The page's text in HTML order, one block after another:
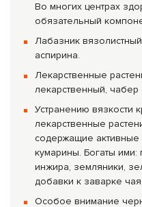
Во многих центрах
обязательный
Лабазник
аспирина.
Лекарственные
лекарственный, чабер
Устранению вяз­кости
лекарственные
содержащие активные
кумарины. Богаты
инжира, земляники,
добавки к заварке
Особое внимание